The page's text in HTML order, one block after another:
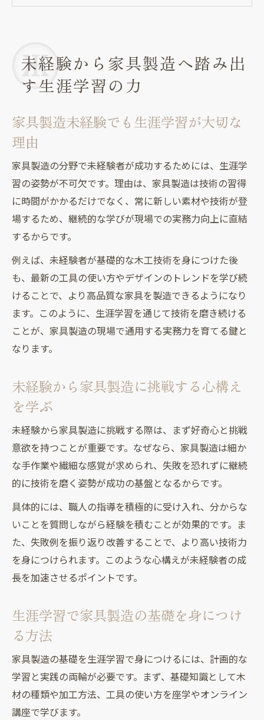
ップ
継続学習が家具製造未経験に与える影響と
は
家具製造未経験者でも習得できる基礎技術
方
家具製造未経験者が意識すべき安全管理の
知識
ク力
生涯学習を通じて現場で役立つ家具製造スキル
家具製造未経験でも実践できる現場スキル
生涯学習で身につく家具製造の応用力とは
家具製造未経験から現場対応力を養う方法
学歴や資格に頼らない家具製造への入り方
家具製造未経験でも学歴不問で始める方法
資格がなくても家具製造の現場で活躍する
道
家具製造未経験者が重視したい実務経験の
積み方
生涯学習を活かした家具製造への現実的な
挑戦
家具製造未経験者が知るべき採用現場の本
実務力につながる家具製造の学び直し術
し法
生涯学習で家具製造の実践力を高めるステ
ップ
家具製造未経験者向け学び直し講座の活用
未経験から家具製造へ踏み出
す生涯学習の力
家具製造未経験でも生涯学習が大切な
理由
家具製造の分野で未経験者が成功するためには、生涯学
習の姿勢が不可欠です。理由は、家具製造は技術の習得
に時間がかかるだけでなく、常に新しい素材や技術が登
場するため、継続的な学びが現場での実務力向上に直結
するからです。
例えば、未経験者が基礎的な木工技術を身につけた後
も、最新の工具の使い方やデザインのトレンドを学び続
けることで、より高品質な家具を製造できるようになり
ます。このように、生涯学習を通じて技術を磨き続ける
ことが、家具製造の現場で通用する実務力を育てる鍵と
なります。
未経験から家具製造に挑戦する心構え
を学ぶ
未経験から家具製造に挑戦する際は、まず好奇心と挑戦
意欲を持つことが重要です。なぜなら、家具製造は細か
な手作業や繊細な感覚が求められ、失敗を恐れずに継続
的に技術を磨く姿勢が成功の基盤となるからです。
具体的には、職人の指導を積極的に受け入れ、分からな
いことを質問しながら経験を積むことが効果的です。ま
た、失敗例を振り返り改善することで、より高い技術力
を身につけられます。このような心構えが未経験者の成
長を加速させるポイントです。
生涯学習で家具製造の基礎を身につけ
る方法
家具製造の基礎を生涯学習で身につけるには、計画的な
学習と実践の両輪が必要です。まず、基礎知識として木
材の種類や加工方法、工具の使い方を座学やオンライン
講座で学びます。